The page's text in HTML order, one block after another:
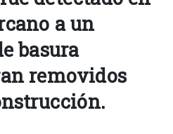
a un
basura
removidos